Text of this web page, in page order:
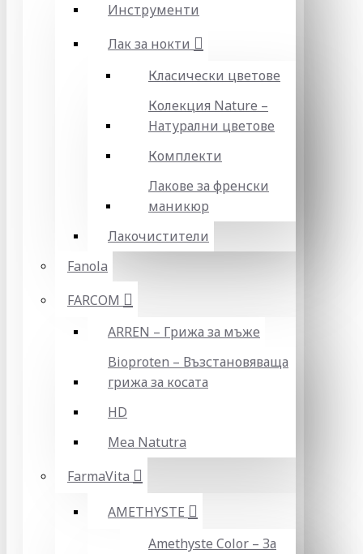
Инструменти
Лак за нокти
Класически цветове
Колекция Nature –
Натурални цветове
Комплекти
Лакове за френски
маникюр
Лакочистители
Fanola
FARCOM
ARREN – Грижа за мъже
Bioproten – Възстановяваща
грижа за косата
HD
Mea Natutra
FarmaVita
AMETHYSTE
Amethyste Color – За